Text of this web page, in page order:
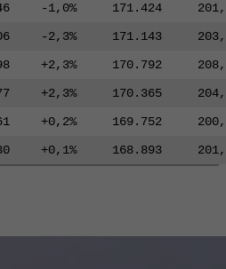
-1,0% 171.424
-2,3% 171.143
+2,3% 170.792
+2,3% 170.365
+0,2% 169.752
+0,1% 168.893